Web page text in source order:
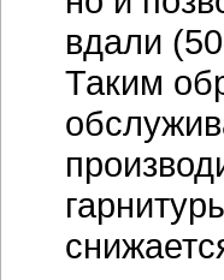
вдали
Таким